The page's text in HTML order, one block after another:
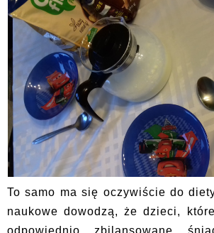
To samo ma się oczywiście do
naukowe dowodzą, że dzieci,
odpowiednio zbilansowane